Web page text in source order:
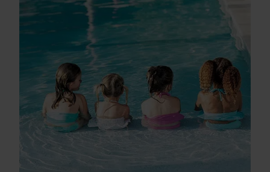
Les cookies nous permettent de personnaliser le contenu
et les annonces, d'offrir des fonctionnalités relatives aux
médias sociaux et d'analyser notre trafic. Nous
partageons également des informations sur l'utilisation de
notre site avec nos partenaires de médias sociaux, de
publicité et d'analyse, qui peuvent combiner celles-ci
avec d'autres informations que vous leur avez fournies
ou qu'ils ont collectées lors de votre utilisation de leurs